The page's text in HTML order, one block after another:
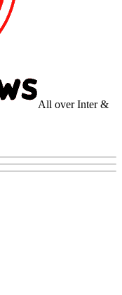
All over Inter &